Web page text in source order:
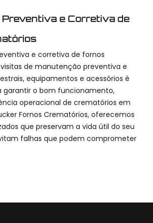
e Corretiva de
e corretiva de fornos
de manutenção preventiva e
equipamentos e acessórios é
garantir o bom funcionamento,
operacional de crematórios em
Fornos Crematórios, oferecemos
que preservam a vida útil do seu
falhas que podem comprometer